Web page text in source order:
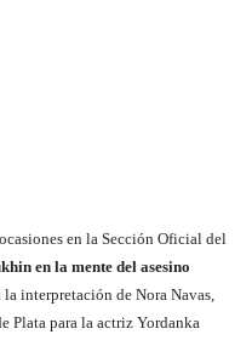
en la Sección Oficial del
en la mente del asesino
la interpretación de Nora Navas,
Plata para la actriz Yordanka